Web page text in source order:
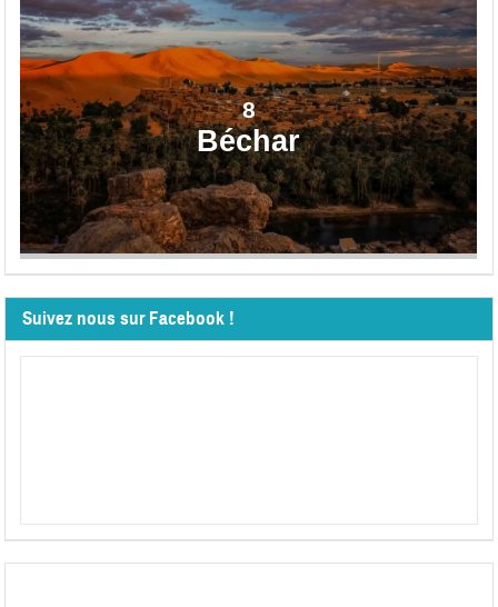
8
Béchar
Suivez nous sur Facebook !